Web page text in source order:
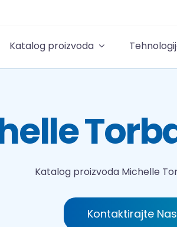
Katalog proizvoda
Katalog proizvoda Michelle
Kontaktirajte Nas